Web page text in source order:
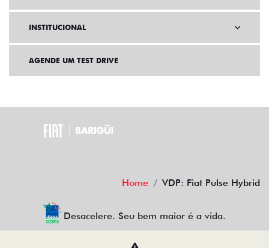
INSTITUCIONAL
AGENDE UM TEST DRIVE
Home VDP: Fiat Pulse Hybrid
Desacelere. Seu bem maior é a vida.